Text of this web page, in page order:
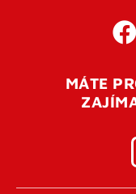
Pro úspěšné
vaší e-mailovou
otevření tohoto
přihlásit.
MÁTE